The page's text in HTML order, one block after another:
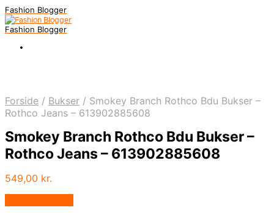
Fashion Blogger
Fashion Blogger
Forside / Bukser / Smokey Branch Rothco Bdu Bukser –
Rothco Jeans – 613902885608
Smokey Branch Rothco Bdu Bukser –
Rothco Jeans – 613902885608
549,00 kr.